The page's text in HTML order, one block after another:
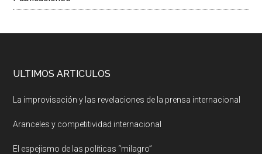
ULTIMOS ARTICULOS
La improvisación y las revelaciones de la prensa internacional
Aranceles y competitividad internacional
El espejismo de las políticas “milagro”